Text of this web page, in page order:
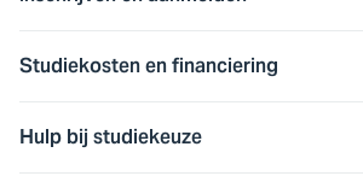
Studiekosten en financiering
Hulp bij studiekeuze